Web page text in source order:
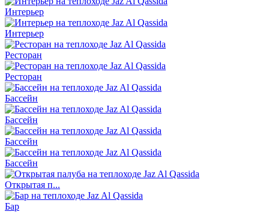
Интерьер
Интерьер
Ресторан
Ресторан
Бассейн
Бассейн
Бассейн
Бассейн
Открытая п...
Бар